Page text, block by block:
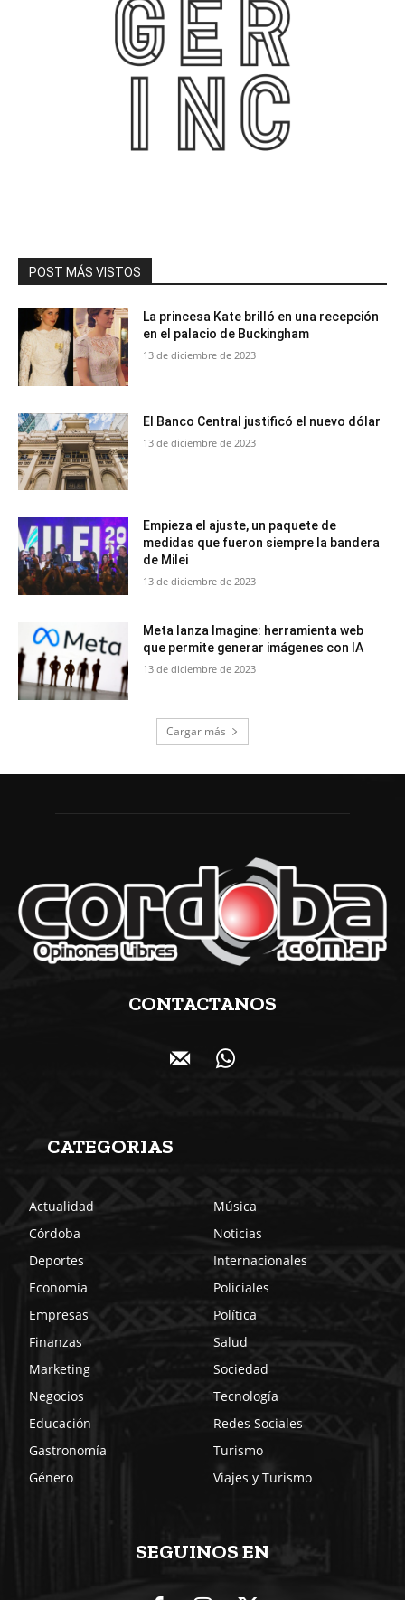
POST MÁS VISTOS
La princesa Kate brilló en una recepción
en el palacio de Buckingham
13 de diciembre de 2023
El Banco Central justificó el nuevo dólar
13 de diciembre de 2023
Empieza el ajuste, un paquete de
medidas que fueron siempre la bandera
de Milei
13 de diciembre de 2023
Meta lanza Imagine: herramienta web
que permite generar imágenes con IA
13 de diciembre de 2023
Cargar más
CONTACTANOS
CATEGORIAS
Actualidad
Córdoba
Deportes
Economía
Empresas
Finanzas
Marketing
Negocios
Educación
Gastronomía
Género
Música
Noticias
Internacionales
Policiales
Política
Salud
Sociedad
Tecnología
Redes Sociales
Turismo
Viajes y Turismo
SEGUINOS EN